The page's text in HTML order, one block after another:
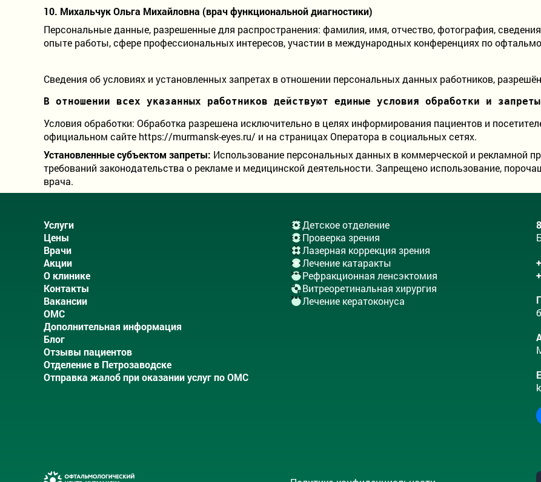
10. Михальчук Ольга Михайловна (врач функциональной диагностики)
Персональные данные, разрешенные для распространения: фамилия, имя, отчество, фотография,
опыте работы, сфере профессиональных интересов, участии в международных конференциях по
Сведения об условиях и установленных запретах в отношении персональных данных работников,
В отношении всех указанных работников действуют единые условия обработки и
Условия обработки: Обработка разрешена исключительно в целях информирования пациентов и
официальном сайте https://murmansk-eyes.ru/ и на страницах Оператора в социальных сетях.
Установленные субъектом запреты: Использование персональных данных в коммерческой и рекламной
требований законодательства о рекламе и медицинской деятельности. Запрещено использование,
врача.
Услуги
Цены
Врачи
Акции
О клинике
Контакты
Вакансии
ОМС
Дополнительная информация
Блог
Отзывы пациентов
Отделение в Петрозаводске
Отправка жалоб при оказании услуг по ОМС
Детское отделение
Проверка зрения
Лазерная коррекция зрения
Лечение катаракты
Рефракционная ленсэктомия
Витреоретинальная хирургия
Лечение кератоконуса